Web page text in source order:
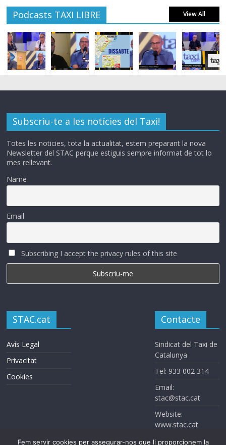
Podcasts TAXI LIBRE View All
Subscriu-te a les notícies del Taxi!
Totes les noticies, tota la actualitat, estem preparant la nova
Newsletter del STAC perque estiguis sempre informat de tot lo
mes rellevant.
Name
Email
Subscribing I accept the privacy rules of this site
STAC.cat
Avís Legal
Privacitat
Cookies
Contacte
Sindicat del Taxi de
Catalunya
Tel: 933 002 314
Email:
stac@stac.cat
Website:
www.stac.cat
Fem servir cookies per assegurar-nos que li proporcionem la